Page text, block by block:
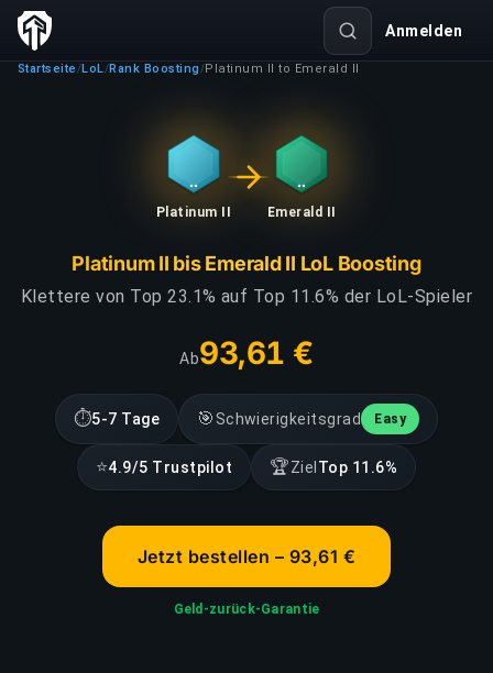
Anmelden
Startseite /LoL/Rank Boosting /Platinum II to Emerald II
Platinum II Emerald II
Platinum II bis Emerald II LoL Boosting
Klettere von Top 23.1% auf Top 11.6% der LoL-Spieler
Ab93,61 €
⏱5-7 Tage 🎯 Schwierigkeitsgrad Easy
⭐4.9/5 Trustpilot 🏆Ziel Top 11.6%
Jetzt bestellen – 93,61 €
Geld-zurück-Garantie